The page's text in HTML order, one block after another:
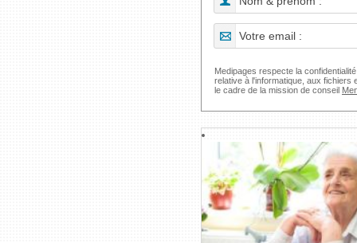
Medipages respecte la
relative à l'informatique, aux fichiers
le cadre de la mission de conseil